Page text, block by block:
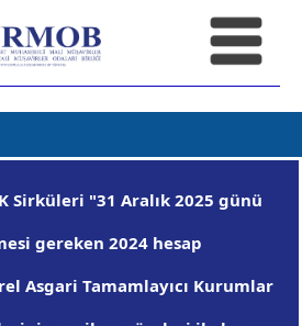
Sirküleri "31 Aralık 2025 günü
gereken 2024 hesap
Asgari Tamamlayıcı Kurumlar